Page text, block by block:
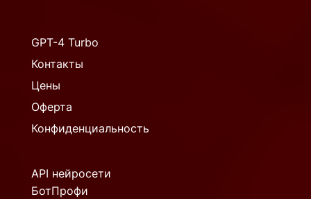
GPT-4 Turbo
Контакты
Цены
Оферта
Конфиденциальность
API нейросети
БотПрофи